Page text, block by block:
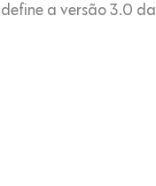
a versão 3.0 da